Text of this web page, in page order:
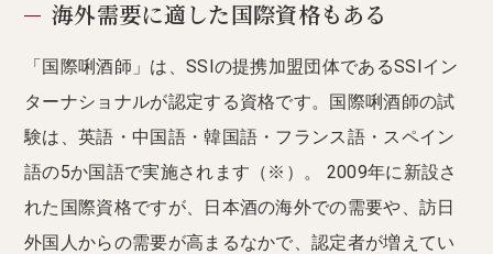
海外需要に適した国際資格もある
「国際唎酒師」は、SSIの提携加盟団体であるSSIイン
ターナショナルが認定する資格です。国際唎酒師の試
験は、英語・中国語・韓国語・フランス語・スペイン
語の5か国語で実施されます（※）。 2009年に新設さ
れた国際資格ですが、日本酒の海外での需要や、訪日
外国人からの需要が高まるなかで、認定者が増えてい